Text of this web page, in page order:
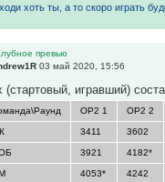
хоть ты, а то скоро играть
превью
03 май 2020, 15:56
(стартовый, игравший)
ОР2 1 ОР2 2
3411 3602
3921 4182*
4053* 4242